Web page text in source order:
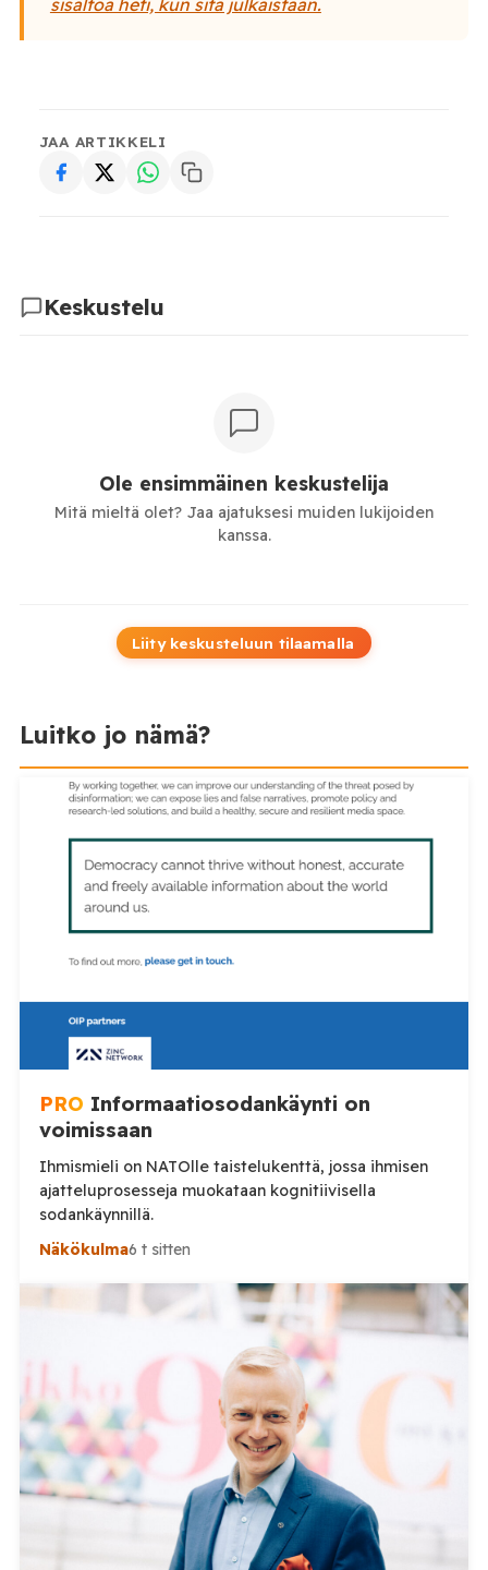
JAA ARTIKKELI
Keskustelu
Ole ensimmäinen keskustelija
Mitä mieltä olet? Jaa ajatuksesi muiden lukijoiden
kanssa.
Liity keskusteluun tilaamalla
Luitko jo nämä?
PRO Informaatiosodankäynti on
voimissaan
Ihmismieli on NATOlle taistelukenttä, jossa ihmisen
ajatteluprosesseja muokataan kognitiivisella
sodankäynnillä.
Näkökulma6 t sitten